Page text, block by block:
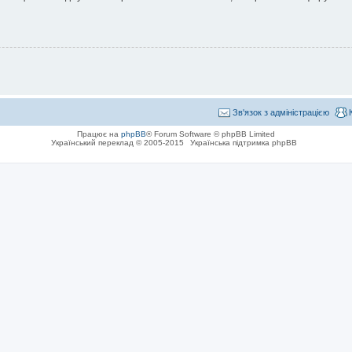
Зв'язок з адміністрацією
Працює на phpBB® Forum Software © phpBB Limited
Український переклад © 2005-2015
Українська підтримка phpBB